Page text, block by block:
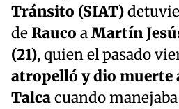
Tránsito (SIAT)
deRauco aMartín
(21), quien el pasado
atropelló y dio muerte
Talcacuando